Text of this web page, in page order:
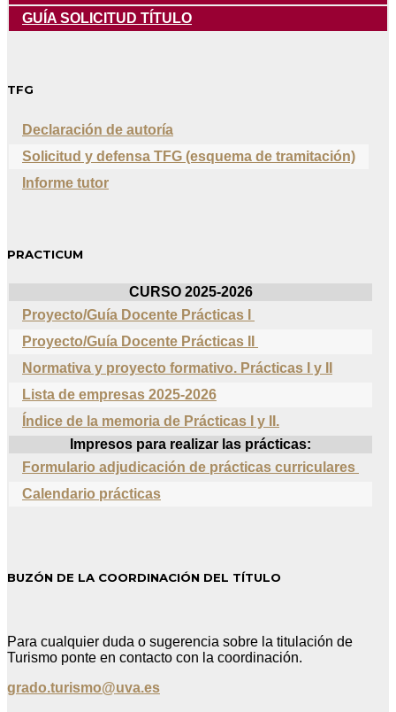
GUÍA SOLICITUD TÍTULO
TFG
Declaración de autoría
Solicitud y defensa TFG (esquema de tramitación)
Informe tutor
PRACTICUM
CURSO 2025-2026
Proyecto/Guía Docente Prácticas I
Proyecto/Guía Docente Prácticas II
Normativa y proyecto formativo. Prácticas I y II
Lista de empresas 2025-2026
Índice de la memoria de Prácticas I y II.
Impresos para realizar las prácticas:
Formulario adjudicación de prácticas curriculares
Calendario prácticas
BUZÓN DE LA COORDINACIÓN DEL TÍTULO
Para cualquier duda o sugerencia sobre la titulación de
Turismo ponte en contacto con la coordinación.
grado.turismo@uva.es